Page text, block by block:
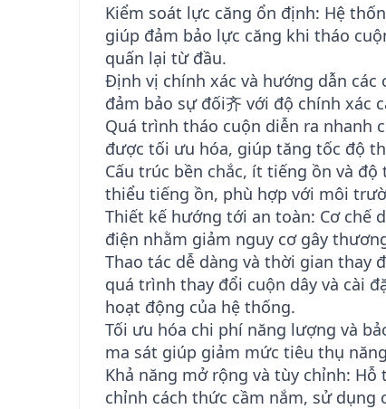
Kiểm soát lực căng ổn định: Hệ
giúp đảm bảo lực căng khi tháo
quấn lại từ đầu.
Định vị chính xác và hướng dẫn
đảm bảo sự đối齐 với độ chính xác
Quá trình tháo cuộn diễn ra nhanh
được tối ưu hóa, giúp tăng tốc độ
Cấu trúc bền chắc, ít tiếng ồn và
thiểu tiếng ồn, phù hợp với môi
Thiết kế hướng tới an toàn: Cơ chế
điện nhằm giảm nguy cơ gây
Thao tác dễ dàng và thời gian thay
quá trình thay đổi cuộn dây và cài
hoạt động của hệ thống.
Tối ưu hóa chi phí năng lượng và
ma sát giúp giảm mức tiêu thụ
Khả năng mở rộng và tùy chỉnh:
chỉnh cách thức cầm nắm, sử dụng